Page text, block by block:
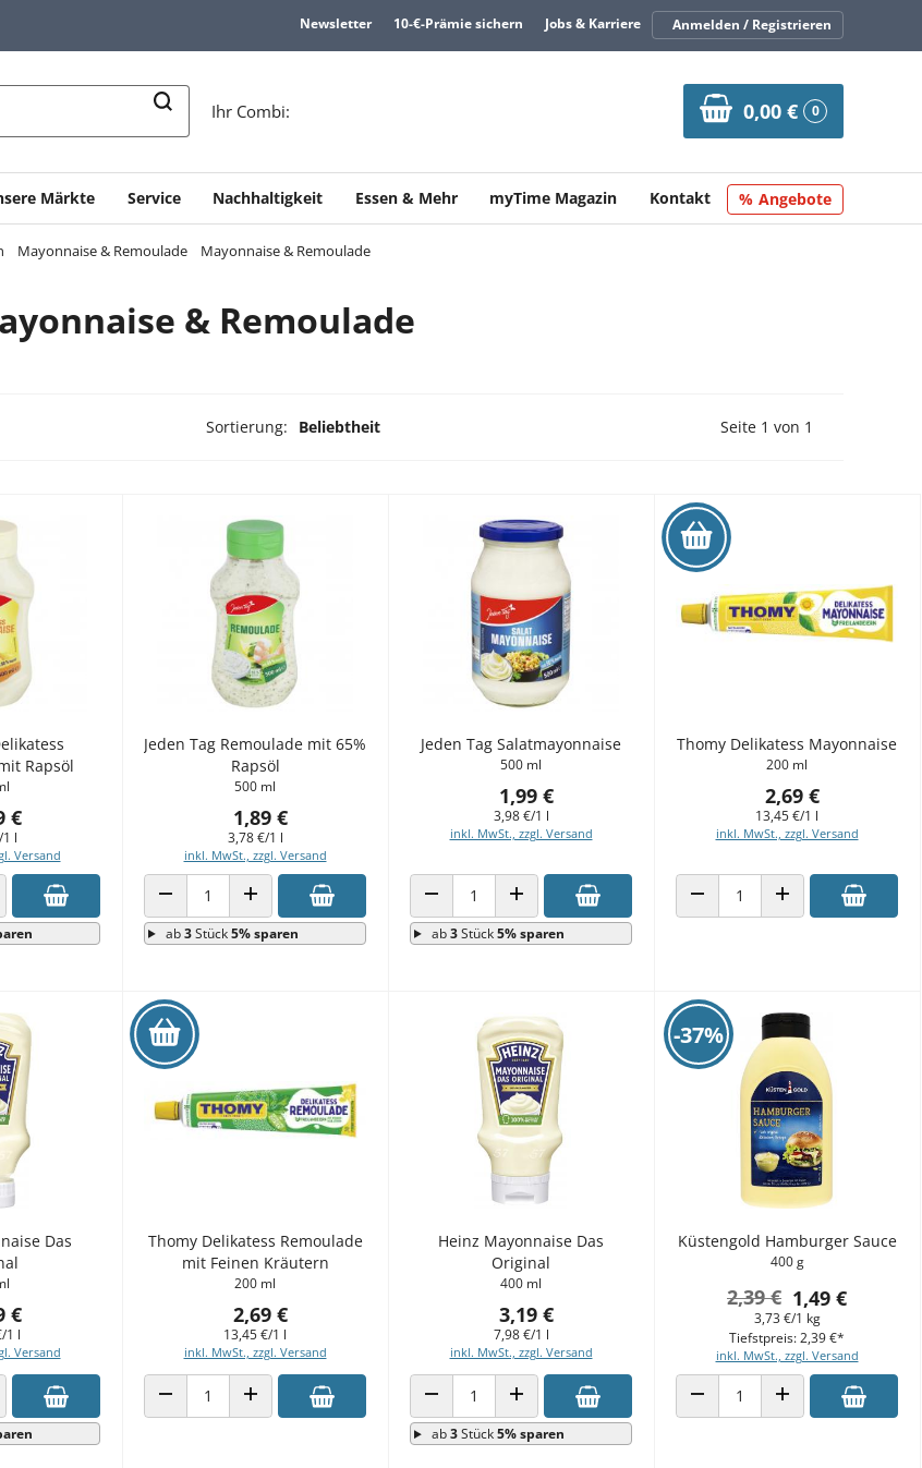
Newsletter 10-€-Prämie sichern Jobs & Karriere Anmelden / Registrieren
Ihr Combi: 0,00 € 0
Märkte Service Nachhaltigkeit Essen & Mehr myTime Magazin Kontakt Angebote
Mayonnaise & Remoulade Mayonnaise & Remoulade
& Remoulade
Sortierung: Beliebtheit Vorherige Seite
Seite 1 von 1
Rapsöl
€
l
Versand
ERHÖHEN
Jeden Tag Remoulade mit 65%
Rapsöl
500 ml
1,89 €
3,78 €/1 l
inkl. MwSt., zzgl. Versand
ANZAHL VERRINGERNANZAHL ERHÖHEN
ab3Stück5% sparen
Jeden Tag Salatmayonnaise
500 ml
1,99 €
3,98 €/1 l
inkl. MwSt., zzgl. Versand
ANZAHL VERRINGERNANZAHL ERHÖHEN
ab3Stück5% sparen
Thomy Delikatess Mayonnaise
200 ml
2,69 €
13,45 €/1 l
inkl. MwSt., zzgl. Versand
ANZAHL VERRINGERNANZAHL ERHÖHEN
Das
€
1 l
Versand
ERHÖHEN
Thomy Delikatess Remoulade
mit Feinen Kräutern
200 ml
2,69 €
13,45 €/1 l
inkl. MwSt., zzgl. Versand
ANZAHL VERRINGERNANZAHL ERHÖHEN
Heinz Mayonnaise Das
Original
400 ml
3,19 €
7,98 €/1 l
inkl. MwSt., zzgl. Versand
ANZAHL VERRINGERNANZAHL ERHÖHEN
ab3Stück5% sparen
-37%
Küstengold Hamburger Sauce
400 g
1,49 €
2,39 €
3,73 €/1 kg
inkl. MwSt., zzgl. Versand
Tiefstpreis: 2,39 €*
ANZAHL VERRINGERNANZAHL ERHÖHEN